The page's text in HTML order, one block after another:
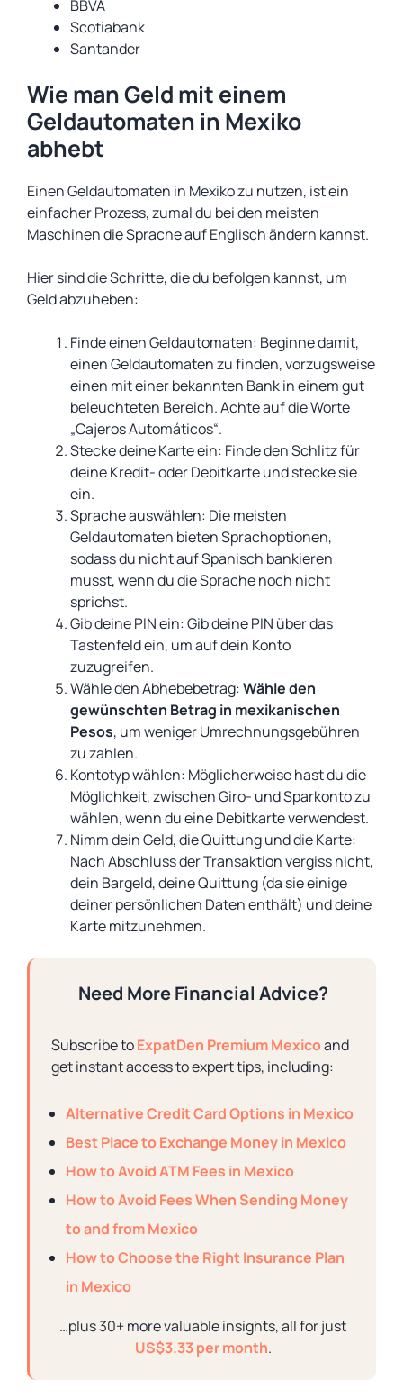
BBVA
Scotiabank
Santander
Wie man Geld mit einem
Geldautomaten in Mexiko
abhebt
Einen Geldautomaten in Mexiko zu nutzen, ist ein
einfacher Prozess, zumal du bei den meisten
Maschinen die Sprache auf Englisch ändern kannst.
Hier sind die Schritte, die du befolgen kannst, um
Geld abzuheben:
Finde einen Geldautomaten: Beginne damit,
einen Geldautomaten zu finden, vorzugsweise
einen mit einer bekannten Bank in einem gut
beleuchteten Bereich. Achte auf die Worte
„Cajeros Automáticos“.
Stecke deine Karte ein: Finde den Schlitz für
deine Kredit- oder Debitkarte und stecke sie
ein.
Sprache auswählen: Die meisten
Geldautomaten bieten Sprachoptionen,
sodass du nicht auf Spanisch bankieren
musst, wenn du die Sprache noch nicht
sprichst.
Gib deine PIN ein: Gib deine PIN über das
Tastenfeld ein, um auf dein Konto
zuzugreifen.
Wähle den Abhebebetrag:Wähle den
gewünschten Betrag in mexikanischen
Pesos, um weniger Umrechnungsgebühren
zu zahlen.
Kontotyp wählen: Möglicherweise hast du die
Möglichkeit, zwischen Giro- und Sparkonto zu
wählen, wenn du eine Debitkarte verwendest.
Nimm dein Geld, die Quittung und die Karte:
Nach Abschluss der Transaktion vergiss nicht,
dein Bargeld, deine Quittung (da sie einige
deiner persönlichen Daten enthält) und deine
Karte mitzunehmen.
Need More Financial Advice?
Subscribe toExpatDen Premium Mexicoand
get instant access to expert tips, including:
Alternative Credit Card Options in Mexico
Best Place to Exchange Money in Mexico
How to Avoid ATM Fees in Mexico
How to Avoid Fees When Sending Money
to and from Mexico
How to Choose the Right Insurance Plan
in Mexico
…plus 30+ more valuable insights, all for just
US$3.33 per month.